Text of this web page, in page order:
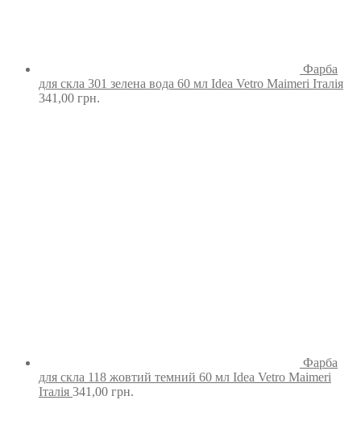
Фарба
для скла 301 зелена вода 60 мл Idea Vetro Maimeri Італія
341,00 грн.
Фарба
для скла 118 жовтий темний 60 мл Idea Vetro Maimeri
Італія 341,00 грн.